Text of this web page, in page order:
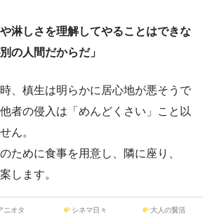
淋しさを理解してやることはできな
の人間だからだ」
、槙生は明らかに居心地が悪そうで
者の侵入は「めんどくさい」こと以
ん。
ために食事を用意し、隣に座り、
します。
共感できない）」。
ニオタ シネマ日々 大人の賢活